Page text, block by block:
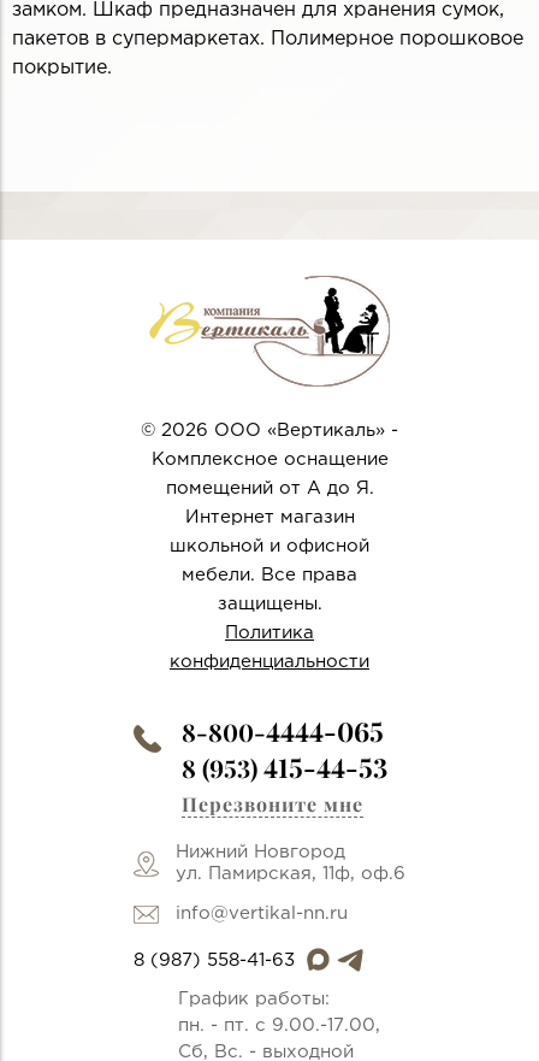
замком. Шкаф предназначен для хранения сумок,
пакетов в супермаркетах. Полимерное порошковое
покрытие.
© 2026 ООО «Вертикаль» -
Комплексное оснащение
помещений от А до Я.
Интернет магазин
школьной и офисной
мебели. Все права
защищены.
Политика
конфиденциальности
8-800-4444-065
8 (953)415-44-53
Перезвоните мне
Нижний Новгород
ул. Памирская, 11ф, оф.6
info@vertikal-nn.ru
8 (987) 558-41-63
График работы:
пн. - пт. с 9.00.-17.00,
Сб, Вс. - выходной